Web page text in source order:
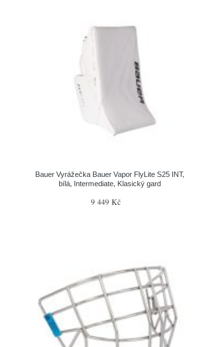
Bauer Vyrážečka Bauer Vapor FlyLite S25 INT,
bílá, Intermediate, Klasický gard
9 449 Kč